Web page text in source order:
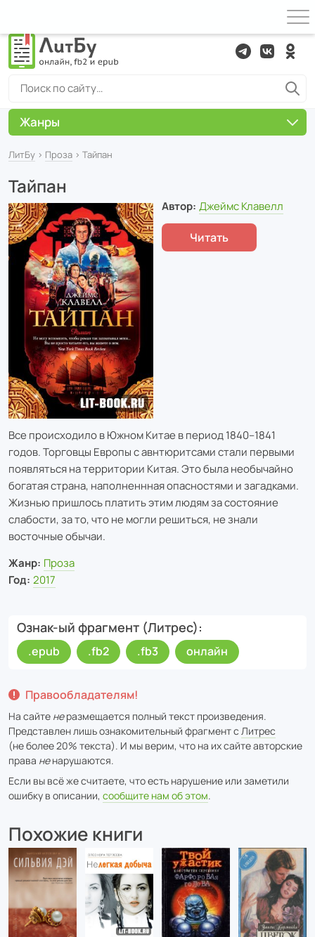
ЛитБу › Проза › Тайпан
Тайпан
Автор: Джеймс Клавелл
Читать
Все происходило в Южном Китае в период 1840–1841
годов. Торговцы Европы с авнтюритсами стали первыми
появляться на территории Китая. Это была необычайно
богатая страна, наполненнная опасностями и загадками.
Жизнью пришлось платить этим людям за состояние
слабости, за то, что не могли решиться, не знали
восточные обычаи.
Жанр: Проза
Год: 2017
Ознак-ый фрагмент (Литрес)
.epub .fb2 .fb3 онлайн
Правообладателям!
На сайте неразмещается полный текст произведения.
Представлен лишь ознакомительный фрагмент с Литрес
(не более 20% текста). И мы верим, что на их сайте авторские
права ненарушаются.
Если вы всё же считаете, что есть нарушение или заметили
ошибку в описании, сообщите нам об этом.
Похожие книги
Жанры